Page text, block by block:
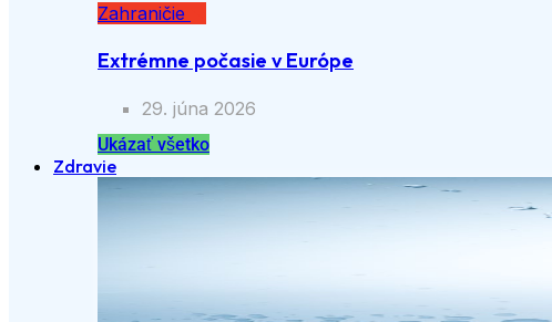
Zahraničie
Extrémne počasie v Európe
29. júna 2026
Ukázať všetko
Zdravie